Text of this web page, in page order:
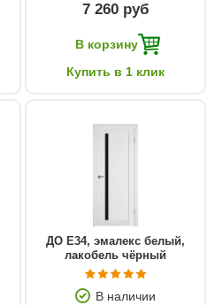
7 260 руб
В корзину
Купить в 1 клик
ДО E34, эмалекс белый,
лакобель чёрный
В наличии